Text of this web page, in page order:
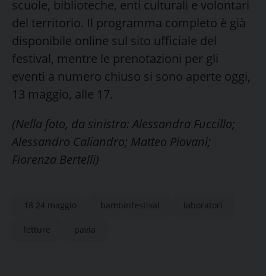
scuole, biblioteche, enti culturali e volontari
del territorio. Il programma completo è già
disponibile online sul sito ufficiale del
festival, mentre le prenotazioni per gli
eventi a numero chiuso si sono aperte oggi,
13 maggio, alle 17.
(Nella foto, da sinistra: Alessandra Fuccillo;
Alessandro Caliandro; Matteo Piovani;
Fiorenza Bertelli)
18 24 maggio bambinfestival laboratori
letture pavia